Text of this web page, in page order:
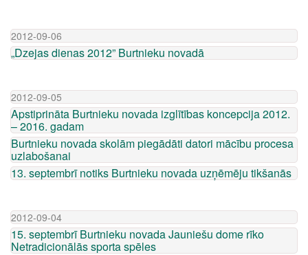
2012-09-06
„Dzejas dienas 2012” Burtnieku novadā
2012-09-05
Apstiprināta Burtnieku novada izglītības koncepcija 2012.
– 2016. gadam
Burtnieku novada skolām piegādāti datori mācību procesa
uzlabošanai
13. septembrī notiks Burtnieku novada uzņēmēju tikšanās
2012-09-04
15. septembrī Burtnieku novada Jauniešu dome rīko
Netradicionālās sporta spēles